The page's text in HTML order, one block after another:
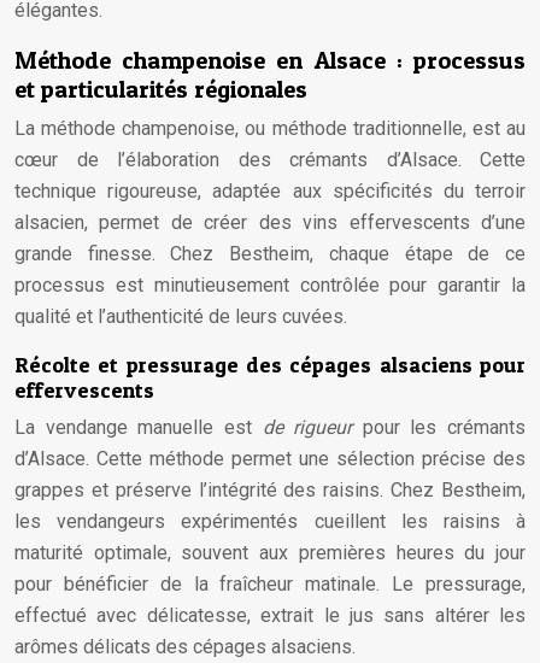
élégantes.
Méthode champenoise en Alsace : processus
et particularités régionales
La méthode champenoise, ou méthode traditionnelle, est au
cœur de l’élaboration des crémants d’Alsace. Cette
technique rigoureuse, adaptée aux spécificités du terroir
alsacien, permet de créer des vins effervescents d’une
grande finesse. Chez Bestheim, chaque étape de ce
processus est minutieusement contrôlée pour garantir la
qualité et l’authenticité de leurs cuvées.
Récolte et pressurage des cépages alsaciens pour
effervescents
La vendange manuelle est de rigueur pour les crémants
d’Alsace. Cette méthode permet une sélection précise des
grappes et préserve l’intégrité des raisins. Chez Bestheim,
les vendangeurs expérimentés cueillent les raisins à
maturité optimale, souvent aux premières heures du jour
pour bénéficier de la fraîcheur matinale. Le pressurage,
effectué avec délicatesse, extrait le jus sans altérer les
arômes délicats des cépages alsaciens.